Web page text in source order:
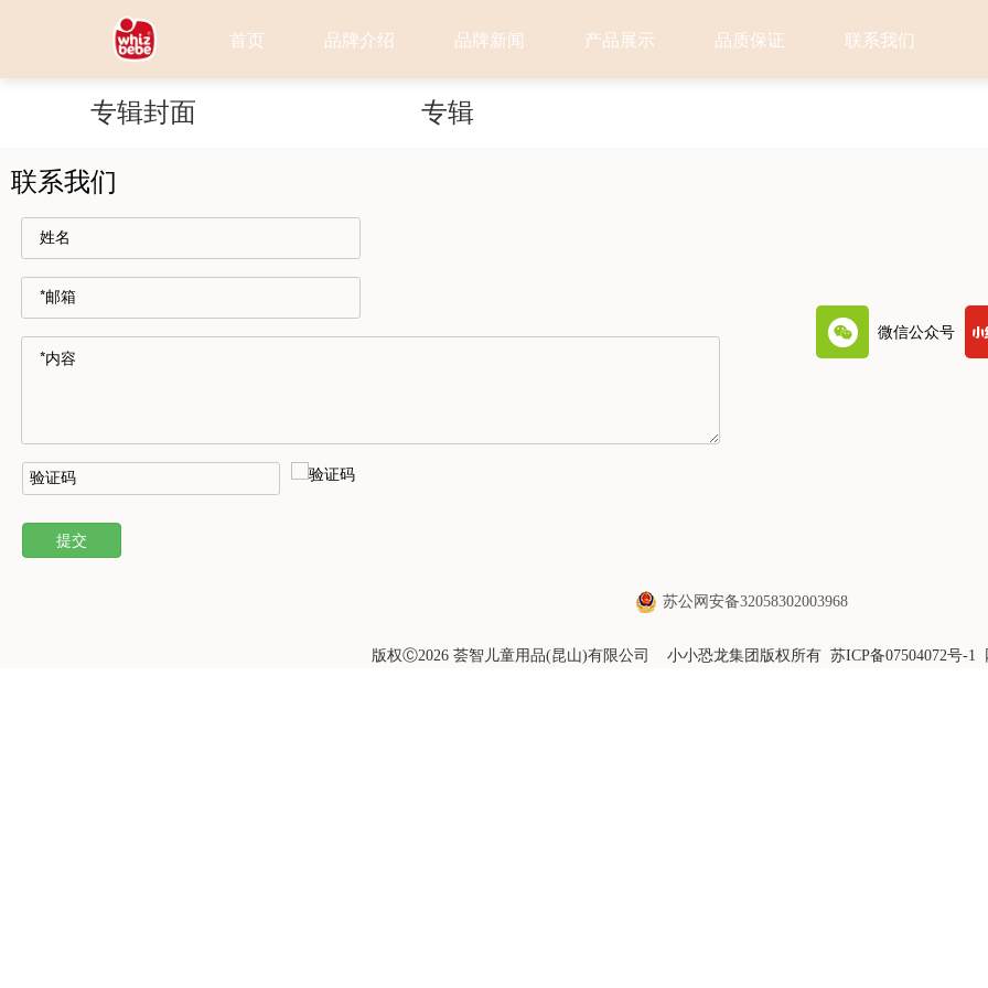
首页 品牌介绍 品牌新闻 产品展示 品质保证 联系我们
专辑封面 专辑
联系我们
提交
微信公众号
苏公网安备32058302003968
版权Ⓒ2026 荟智儿童用品(昆山)有限公司 小小恐龙集团版权所有 苏ICP备07504072号-1